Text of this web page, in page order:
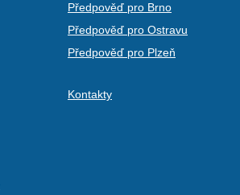
Předpověď pro Brno
Předpověď pro Ostravu
Předpověď pro Plzeň
Kontakty